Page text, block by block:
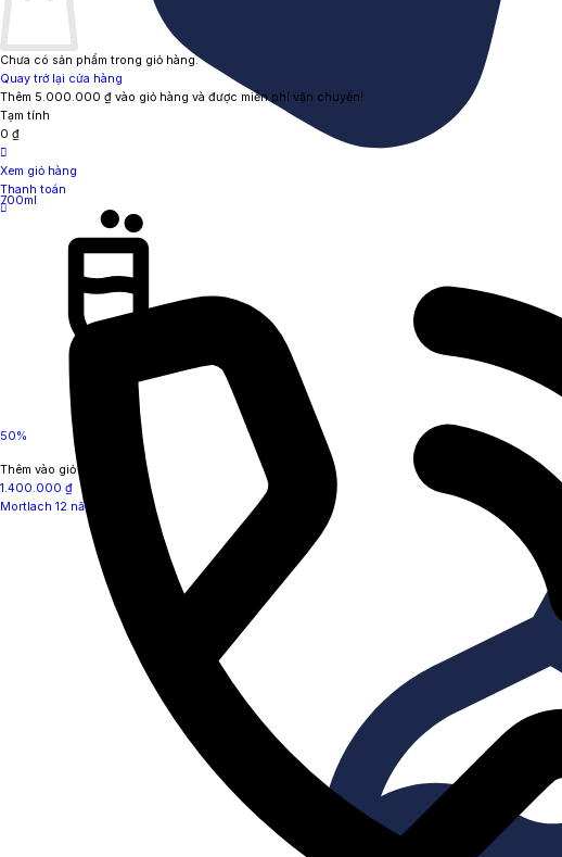
Chưa có sản phẩm trong giỏ hàng.
Quay trở lại cửa hàng
Thêm 5.000.000 ₫ vào giỏ hàng và được miễn phí vận chuyển!
Tạm tính
0 ₫
Xem giỏ hàng
Thanh toán
700ml
50%
Thêm vào giỏ hàng
1.400.000 ₫
Mortlach 12 năm